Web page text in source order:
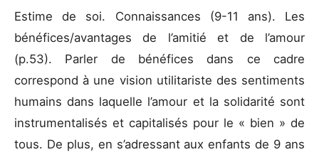
Estime de soi. Connaissances (9-11 ans). Les
bénéfices/avantages de l’amitié et de l’amour
(p.53). Parler de bénéfices dans ce cadre
correspond à une vision utilitariste des sentiments
humains dans laquelle l’amour et la solidarité sont
instrumentalisés et capitalisés pour le « bien » de
tous. De plus, en s’adressant aux enfants de 9 ans